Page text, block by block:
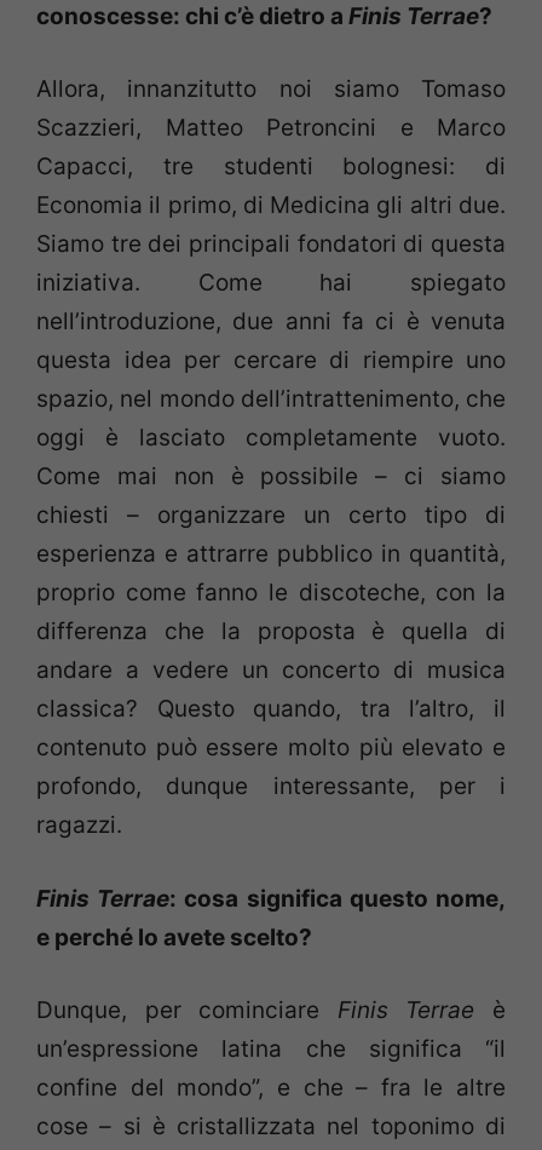
conoscesse: chi c’è dietro a Finis Terrae?
Allora, innanzitutto noi siamo Tomaso
Scazzieri, Matteo Petroncini e Marco
Capacci, tre studenti bolognesi: di
Economia il primo, di Medicina gli altri due.
Siamo tre dei principali fondatori di questa
iniziativa. Come hai spiegato
nell’introduzione, due anni fa ci è venuta
questa idea per cercare di riempire uno
spazio, nel mondo dell’intrattenimento, che
oggi è lasciato completamente vuoto.
Come mai non è possibile – ci siamo
chiesti – organizzare un certo tipo di
esperienza e attrarre pubblico in quantità,
proprio come fanno le discoteche, con la
differenza che la proposta è quella di
andare a vedere un concerto di musica
classica? Questo quando, tra l’altro, il
contenuto può essere molto più elevato e
profondo, dunque interessante, per i
ragazzi.
Finis Terrae: cosa significa questo nome,
e perché lo avete scelto?
Dunque, per cominciare Finis Terrae è
un’espressione latina che significa “il
confine del mondo”, e che – fra le altre
cose – si è cristallizzata nel toponimo di